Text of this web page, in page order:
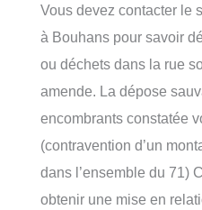
Vous devez contacter le
à Bouhans pour savoir
ou déchets dans la rue
amende. La dépose
encombrants constatée
(contravention d’un
dans l’ensemble du 71)
obtenir une mise en